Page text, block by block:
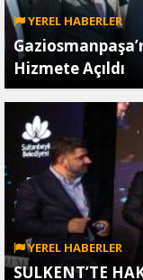
YEREL HABERLER
Hizmete Açıldı
YEREL HABERLER
SULKENT’TE